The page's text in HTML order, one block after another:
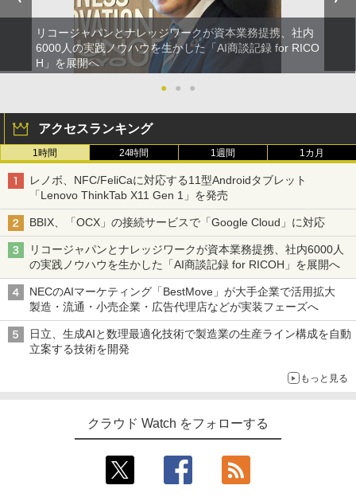
リコージャパンとナレッジワークが資本業務提携、社内
6000人の実践ノウハウを生かした「AI商談記録 for RICO
H」を展開へ
●
● ●
アクセスランキング
1時間 24時間 1週間 1カ月
レノボ、NFC/FeliCaに対応する11型Androidタブレット
「Lenovo ThinkTab X11 Gen 1」を発売
BBIX、「OCX」の接続サービスで「Google Cloud」に対応
リコージャパンとナレッジワークが資本業務提携、社内6000人
の実践ノウハウを生かした「AI商談記録 for RICOH」を展開へ
NECのAIマーケティング「BestMove」が大手企業で活用拡大
製造・流通・小売企業・広告代理店などが実装フェーズへ
日立、生成AIと数理最適化技術で製造業の生産ライン構成を自動
立案する技術を開発
もっと見る
クラウド Watch をフォローする